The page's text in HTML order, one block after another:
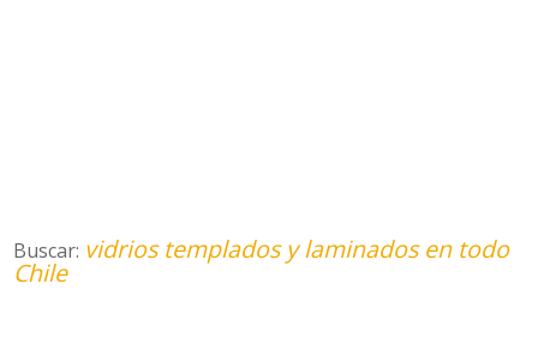
Buscar: vidrios templados y laminados en todo
Chile